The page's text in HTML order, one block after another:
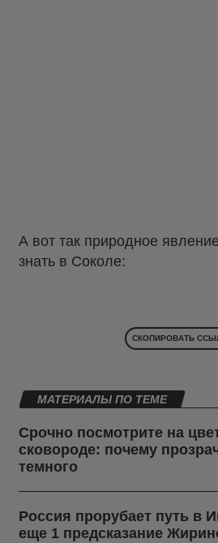
А вот так природное
знать в Соколе:
СКОПИРОВАТЬ
МАТЕРИАЛЫ ПО ТЕМЕ
Срочно посмотрите на
сковороде: почему
темного
Россия прорубает путь в
еще 1 предсказание